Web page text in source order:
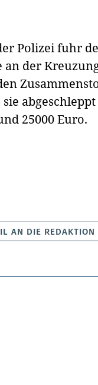
Polizei fuhr
an der
sie
25000 Euro.
AN DIE REDAKTION